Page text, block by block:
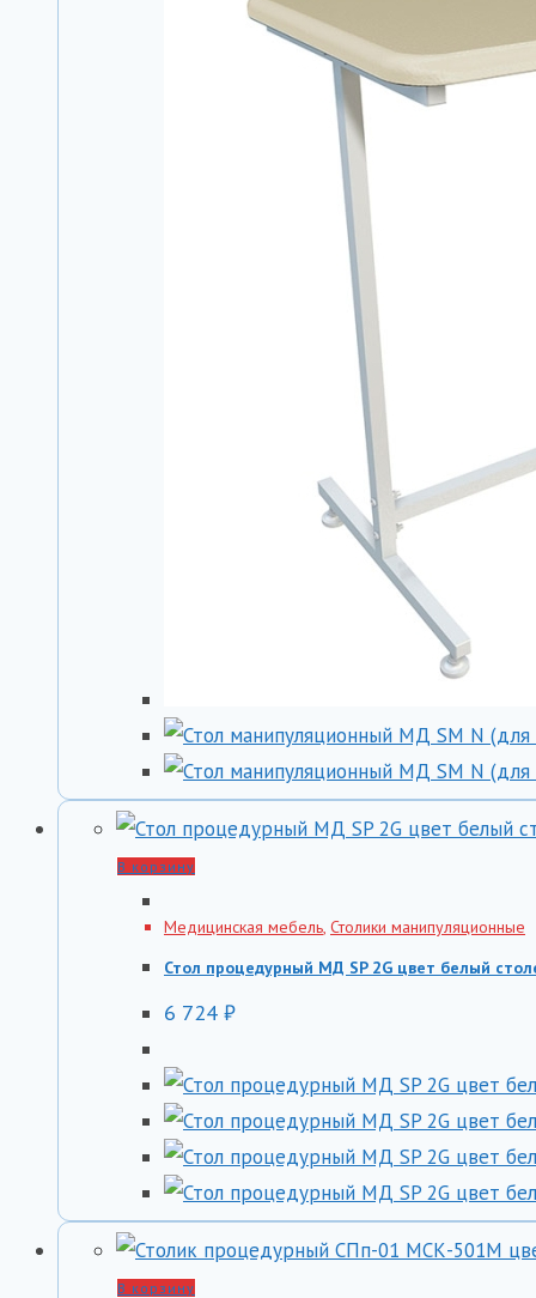
В корзину
Медицинская мебель Столики манипуляционные
Стол процедурный МД SP 2G цвет белый
6 724 ₽
В корзину